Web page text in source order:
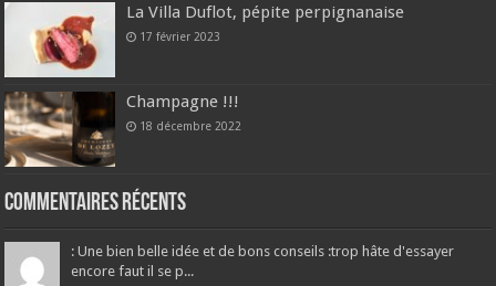
La Villa Duflot, pépite perpignanaise
17 février 2023
Champagne !!!
18 décembre 2022
Commentaires récents
: Une bien belle idée et de bons conseils :trop hâte d'essayer
encore faut il se p...